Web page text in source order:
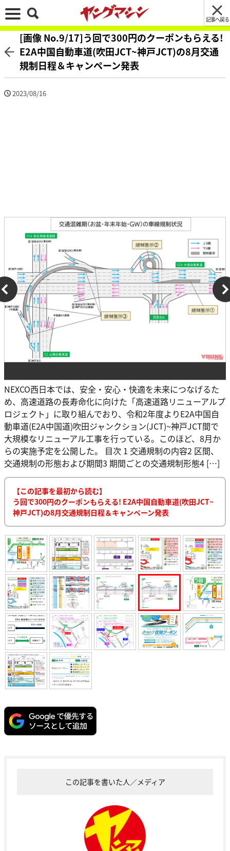
記事へ戻る
[画像 No.9/17]う回で300円のクーポンもらえる!
E2A中国自動車道(吹田JCT~神戸JCT)の8月交通
規制日程＆キャンペーン発表
2023/08/16
NEXCO西日本では、安全・安心・快適を未来につなげるた
め、高速道路の長寿命化に向けた「高速道路リニューアルプ
ロジェクト」に取り組んでおり、令和2年度よりE2A中国自
動車道(E2A中国道)吹田ジャンクション(JCT)~神戸JCT間で
大規模なリニューアル工事を行っている。このほど、8月か
らの実施予定を公開した。 目次 1 交通規制の内容2 区間、
交通規制の形態および期間3 期間ごとの交通規制形態4 […]
【この記事を最初から読む】
う回で300円のクーポンもらえる! E2A中国自動車道(吹田JCT~
神戸JCT)の8月交通規制日程＆キャンペーン発表
この記事を書いた人／メディア